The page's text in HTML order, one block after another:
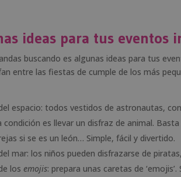
ideas para tus eventos
buscando es algunas ideas para tus
entre las fiestas de cumple de los más
espacio: todos vestidos de astronautas,
condición es llevar un disfraz de animal.
si se es un león… Simple, fácil y divertido.
mar: los niños pueden disfrazarse de
los emojis: prepara unas caretas de